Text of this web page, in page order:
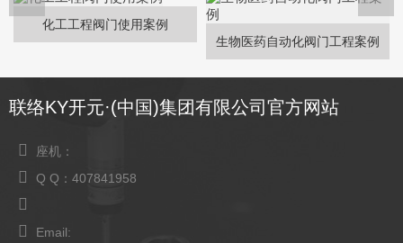
化工工程阀门使用案例
生物医药自动化阀门工程案例
联络KY开元·(中国)集团有限公司官方网站
座机：
Q Q：407841958
Email: